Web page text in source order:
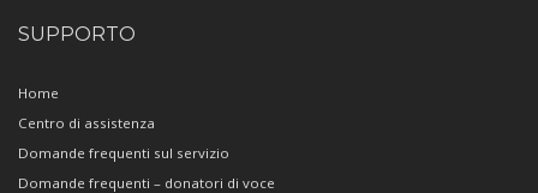
SUPPORTO
Home
Centro di assistenza
Domande frequenti sul servizio
Domande frequenti – donatori di voce